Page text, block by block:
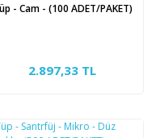
- Cam - (100 ADET/PAKET)
2.897,33 TL